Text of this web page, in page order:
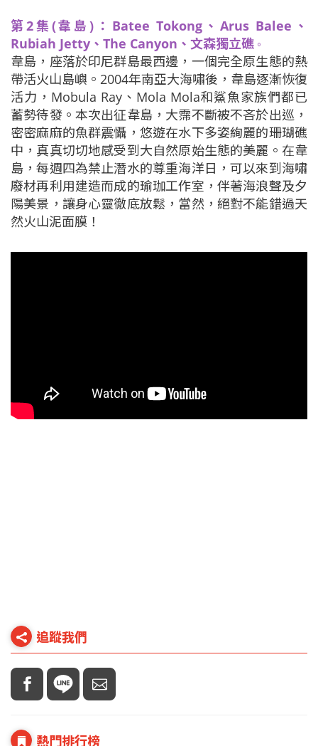
第2集(韋島)：Batee Tokong、Arus Balee、
Rubiah Jetty、The Canyon、文森獨立礁 。
韋島，座落於印尼群島最西邊，一個完全原生態的熱
帶活火山島嶼。2004年南亞大海嘯後，韋島逐漸恢復
活力，Mobula Ray、Mola Mola和鯊魚家族們都已
蓄勢待發。本次出征韋島，大霈不斷被不吝於出巡，
密密麻麻的魚群震懾，悠遊在水下多姿絢麗的珊瑚礁
中，真真切切地感受到大自然原始生態的美麗。在韋
島，每週四為禁止潛水的尊重海洋日，可以來到海嘯
廢材再利用建造而成的瑜珈工作室，伴著海浪聲及夕
陽美景，讓身心靈徹底放鬆，當然，絕對不能錯過天
然火山泥面膜！
追蹤我們
熱門排行榜